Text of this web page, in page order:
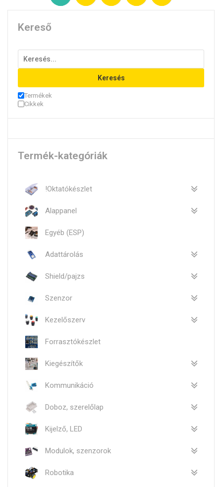
Kereső
Keresés
Termékek
Cikkek
Termék-kategóriák
!Oktatókészlet
Alappanel
Egyéb (ESP)
Adattárolás
Shield/pajzs
Szenzor
Kezelőszerv
Forrasztókészlet
Kiegészítők
Kommunikáció
Doboz, szerelőlap
Kijelző, LED
Modulok, szenzorok
Robotika